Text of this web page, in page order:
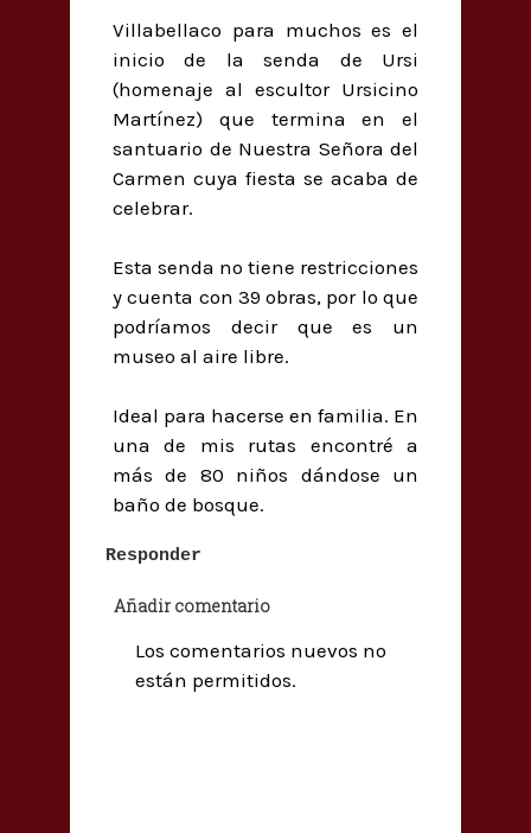
Villabellaco para muchos es el
inicio de la senda de Ursi
(homenaje al escultor Ursicino
Martínez) que termina en el
santuario de Nuestra Señora del
Carmen cuya fiesta se acaba de
celebrar.
Esta senda no tiene restricciones
y cuenta con 39 obras, por lo que
podríamos decir que es un
museo al aire libre.
Ideal para hacerse en familia. En
una de mis rutas encontré a
más de 80 niños dándose un
baño de bosque.
Responder
Añadir comentario
Los comentarios nuevos no
están permitidos.